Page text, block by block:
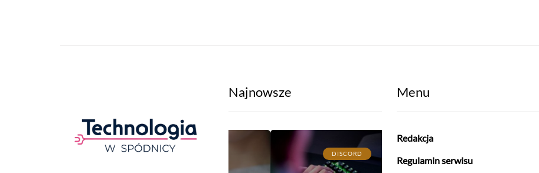
Najnowsze
TELEGRAM DISCORD
Menu
Redakcja
Regulamin serwisu